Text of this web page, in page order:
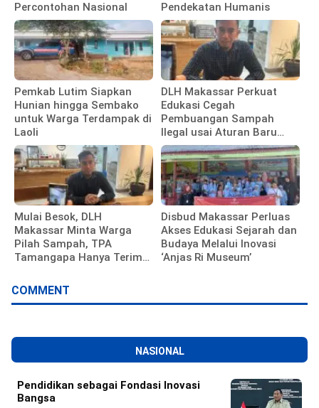
Percontohan Nasional Pendekatan Humanis
Pemkab Lutim Siapkan
Hunian hingga Sembako
untuk Warga Terdampak di
Laoli
DLH Makassar Perkuat
Edukasi Cegah
Pembuangan Sampah
Ilegal usai Aturan Baru
Diterapkan
Mulai Besok, DLH
Makassar Minta Warga
Pilah Sampah, TPA
Tamangapa Hanya Terima
Disbud Makassar Perluas
Akses Edukasi Sejarah dan
Budaya Melalui Inovasi
‘Anjas Ri Museum’
COMMENT
NASIONAL
Pendidikan sebagai Fondasi Inovasi
Bangsa